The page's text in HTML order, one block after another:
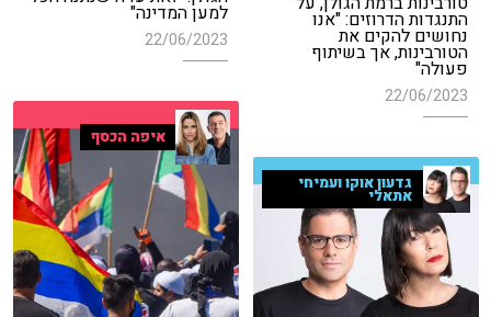
למען המדינה"
22/06/2023
התנגדות הדרוזים: "אנו
נחושים להקים את
הטורבינות, אך בשיתוף
פעולה"
22/06/2023
איפה הכסף
גדעון אוקו ועמיחי
אתאלי